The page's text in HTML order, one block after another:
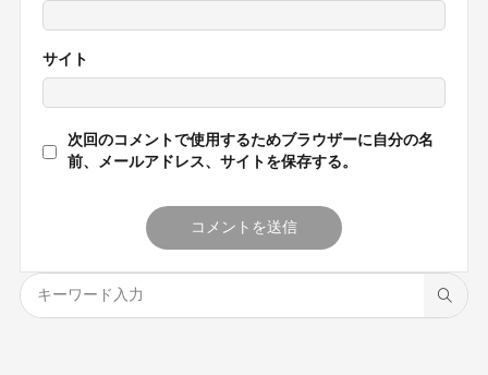
サイト
次回のコメントで使用するためブラウザーに自分の名
前、メールアドレス、サイトを保存する。